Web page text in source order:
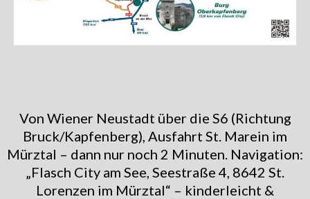
Von Wiener Neustadt über die S6 (Richtung
Bruck/Kapfenberg), Ausfahrt St. Marein im
Mürztal – dann nur noch 2 Minuten. Navigation:
„Flasch City am See, Seestraße 4, 8642 St.
Lorenzen im Mürztal“ – kinderleicht &